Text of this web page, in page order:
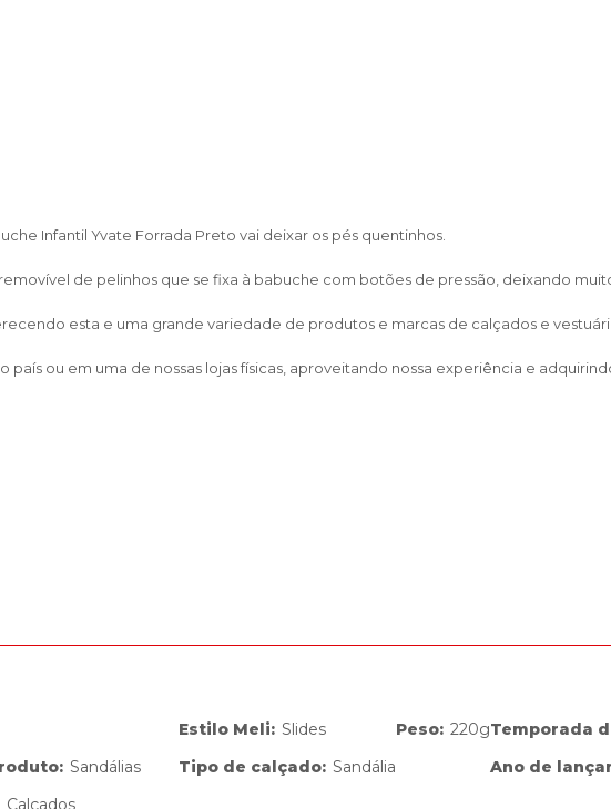
Infantil Yvate Forrada Preto vai deixar os pés quentinhos.
de pelinhos que se fixa à babuche com botões de pressão, deixando
esta e uma grande variedade de produtos e marcas de calçados e
ou em uma de nossas lojas físicas, aproveitando nossa experiência e
: Sandálias
Calçados
Estilo Meli: Slides
Tipo de calçado: Sandália
Peso: 220gTemporada
Ano de